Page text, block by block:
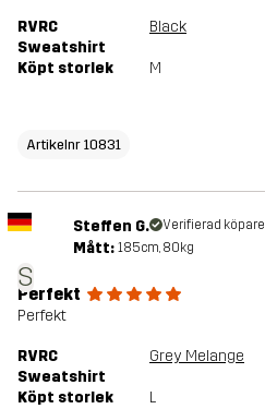
RVRC
Sweatshirt
Black
Köpt storlek M
Artikelnr 10831
S
Steffen G. Verifierad köpare
Mått: 185cm, 80kg
Perfekt
Perfekt
RVRC
Sweatshirt
Grey Melange
Köpt storlek L